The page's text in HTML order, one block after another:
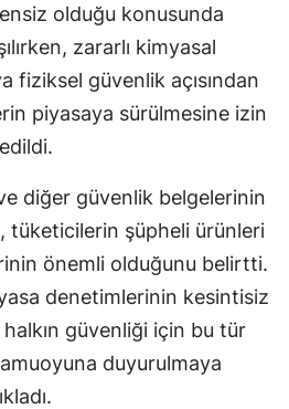
Ordu
Rize
Siirt
Sinop
Tekirdağ
olduğu konusunda
zararlı kimyasal
fiziksel güvenlik açısından
piyasaya sürülmesine izin
diğer güvenlik belgelerinin
tüketicilerin şüpheli ürünleri
önemli olduğunu belirtti.
denetimlerinin kesintisiz
güvenliği için bu tür
duyurulmaya